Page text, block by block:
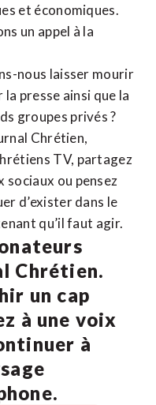
et économiques.
un appel à la
nous laisser mourir
presse ainsi que la
groupes privés ?
Chrétien,
TV, partagez
sociaux ou pensez
d’exister dans le
qu’il faut agir.
Chrétien.
un cap
à une voix
à